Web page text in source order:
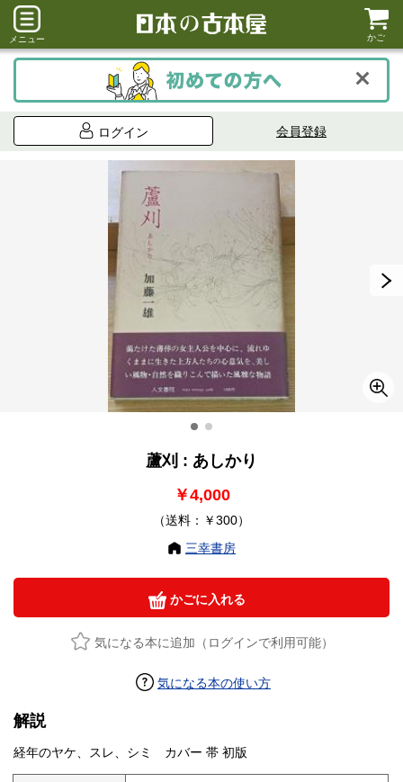
メニュー かご
ログイン 会員登録
蘆刈 : あしかり
￥4,000
（送料：￥300）
三幸書房
かごに入れる
気になる本に追加（ログインで利用可能）
気になる本の使い方
解説
経年のヤケ、スレ、シミ カバー 帯 初版